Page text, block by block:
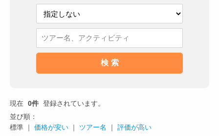
現在 0件 登録されています。
並び順：
標準 ｜ 価格が安い ｜ ツアー名 ｜ 評価が高い